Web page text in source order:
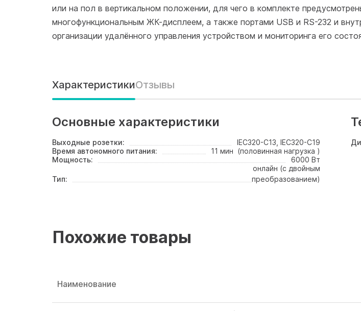
или на пол в вертикальном положении, для чего в комплекте
многофункциональным ЖК-дисплеем, а также портами USB и RS-232 и
организации удалённого управления устройством и мониторинга его
ХарактеристикиОтзывы
Основные характеристики
Выходные розетки:
IEC320-C13, IEC320-C19
Время автономного питания:
11 мин (половинная нагрузка )
Мощность:
6000 Вт
Тип:
онлайн (с двойным
преобразованием)
Похожие товары
Наименование